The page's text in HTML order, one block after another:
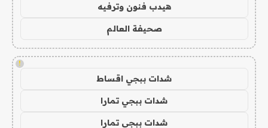
هيدب فنون وترفيه
صحيفة العالم
!
شدات ببجي اقساط
شدات ببجي تمارا
شدات ببجي تمارا